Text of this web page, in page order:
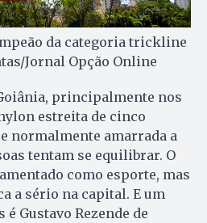
da categoria trickline
Jornal Opção Online
principalmente nos
estreita de cinco
normalmente amarrada a
tentam se equilibrar. O
como esporte, mas
a sério na capital. E um
Gustavo Rezende de